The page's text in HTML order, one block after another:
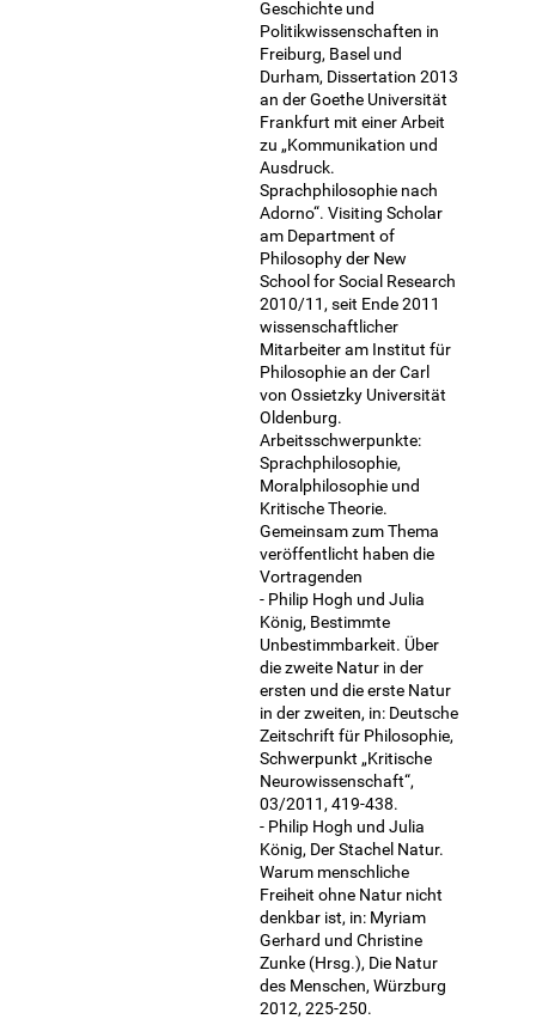
Geschichte und
Politikwissenschaften in
Freiburg, Basel und
Durham, Dissertation 2013
an der Goethe Universität
Frankfurt mit einer Arbeit
zu „Kommunikation und
Ausdruck.
Sprachphilosophie nach
Adorno“. Visiting Scholar
am Department of
Philosophy der New
School for Social Research
2010/11, seit Ende 2011
wissenschaftlicher
Mitarbeiter am Institut für
Philosophie an der Carl
von Ossietzky Universität
Oldenburg.
Arbeitsschwerpunkte:
Sprachphilosophie,
Moralphilosophie und
Kritische Theorie.
Gemeinsam zum Thema
veröffentlicht haben die
Vortragenden
- Philip Hogh und Julia
König, Bestimmte
Unbestimmbarkeit. Über
die zweite Natur in der
ersten und die erste Natur
in der zweiten, in: Deutsche
Zeitschrift für Philosophie,
Schwerpunkt „Kritische
Neurowissenschaft“,
03/2011, 419-438.
- Philip Hogh und Julia
König, Der Stachel Natur.
Warum menschliche
Freiheit ohne Natur nicht
denkbar ist, in: Myriam
Gerhard und Christine
Zunke (Hrsg.), Die Natur
des Menschen, Würzburg
2012, 225-250.